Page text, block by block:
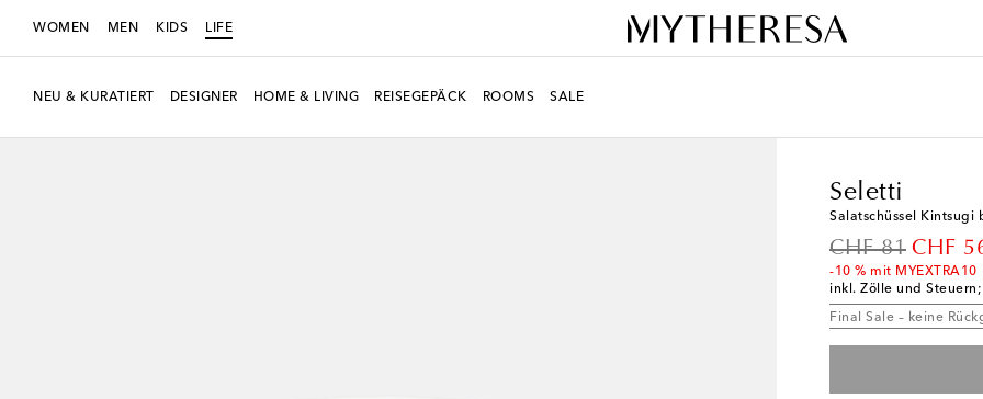
WOMEN MEN KIDS LIFE
NEU & KURATIERT DESIGNER HOME & LIVING REISEGEPÄCK ROOMS SALE
Seletti
Salatschüssel Kintsugi
CHF 81
original price
CHF
-10 % mit MYEXTRA10
inkl. Zölle und
Final Sale – keine